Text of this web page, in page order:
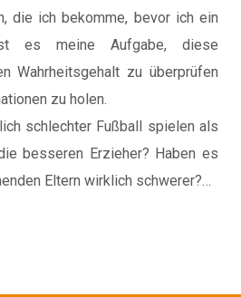
die ich bekomme, bevor ich ein
es meine Aufgabe, diese
Wahrheitsgehalt zu überprüfen
zu holen.
schlechter Fußball spielen als
besseren Erzieher? Haben es
Eltern wirklich schwerer?…